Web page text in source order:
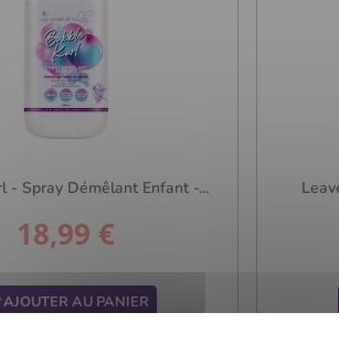
- Spray Démêlant Enfant -...
Prix
18,99 €
AJOUTER AU PANIER